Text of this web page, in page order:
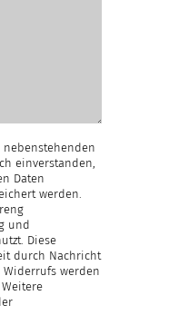
nebenstehenden
einverstanden,
Daten
werden.
und
Diese
durch Nachricht
werden